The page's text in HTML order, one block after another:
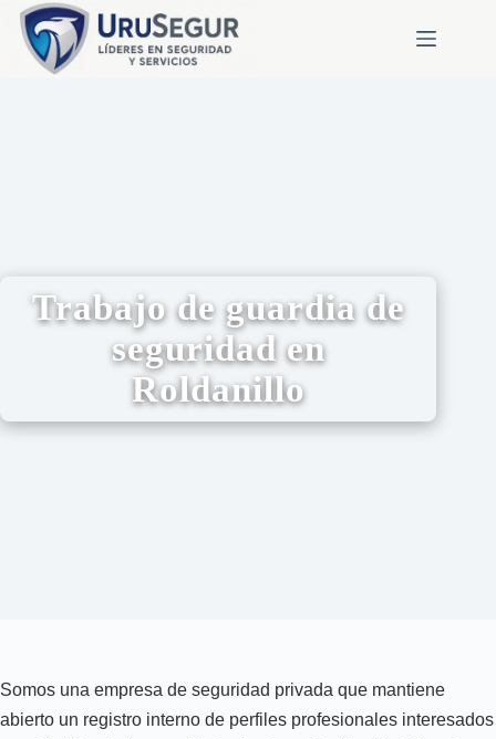
Trabajo de guardia de
seguridad en
Roldanillo
Somos una empresa de seguridad privada que mantiene
abierto un registro interno de perfiles profesionales interesados